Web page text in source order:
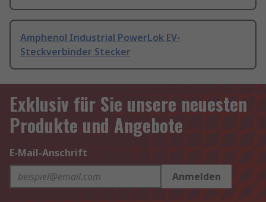
Amphenol Industrial PowerLok EV-
Steckverbinder Stecker
Exklusiv für Sie unsere neuesten
Produkte und Angebote
E-Mail-Anschrift
Anmelden